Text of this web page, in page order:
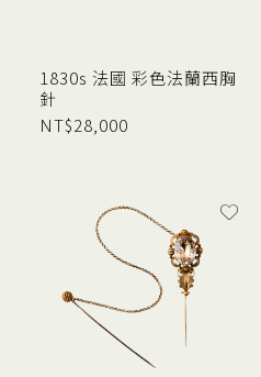
1830s 法國 彩色法蘭西胸
針
NT$28,000